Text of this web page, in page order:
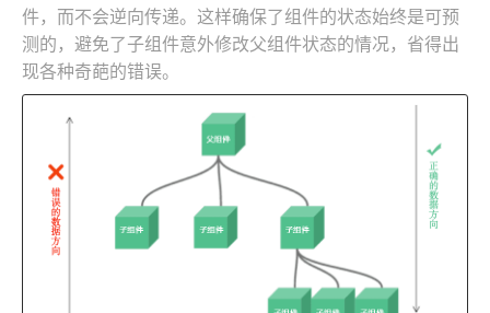
件，而不会逆向传递。这样确保了组件的状态始终是可预
测的，避免了子组件意外修改父组件状态的情况，省得出
现各种奇葩的错误。